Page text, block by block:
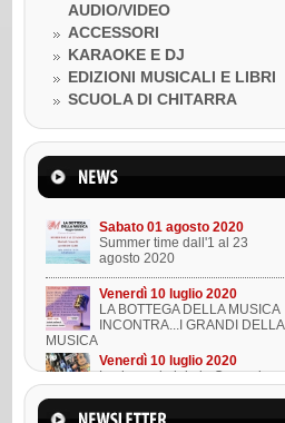
AUDIO/VIDEO
ACCESSORI
KARAOKE E DJ
EDIZIONI MUSICALI E LIBRI
SCUOLA DI CHITARRA
Venerdì 10 luglio 2020
LA BOTTEGA DELLA MUSICA
INCONTRA...I GRANDI DELLA
MUSICA
Venerdì 10 luglio 2020
Lezione ukulele in Omaggio
Mercoledì 22 marzo 2023
Suono l'ukulele in 8 lezioni
Sabato 01 agosto 2020
Summer time dall'1 al 23
agosto 2020
Venerdì 10 luglio 2020
LA BOTTEGA DELLA MUSICA
INCONTRA...I GRANDI DELLA
MUSICA
Venerdì 10 luglio 2020
Lezione ukulele in Omaggio